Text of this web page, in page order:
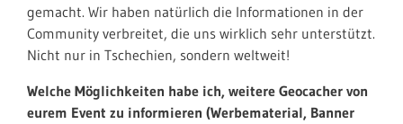
gemacht. Wir haben natürlich die Informationen in der
Community verbreitet, die uns wirklich sehr unterstützt.
Nicht nur in Tschechien, sondern weltweit!
Welche Möglichkeiten habe ich, weitere Geocacher von
eurem Event zu informieren (Werbematerial, Banner